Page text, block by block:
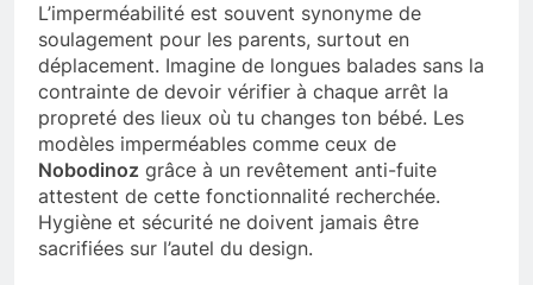
L’imperméabilité est souvent synonyme de
soulagement pour les parents, surtout en
déplacement. Imagine de longues balades sans la
contrainte de devoir vérifier à chaque arrêt la
propreté des lieux où tu changes ton bébé. Les
modèles imperméables comme ceux de
Nobodinoz grâce à un revêtement anti-fuite
attestent de cette fonctionnalité recherchée.
Hygiène et sécurité ne doivent jamais être
sacrifiées sur l’autel du design.